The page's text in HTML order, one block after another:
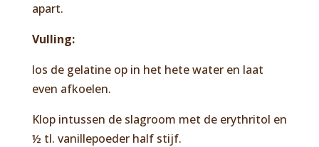
apart.
Vulling:
los de gelatine op in het hete water en laat
even afkoelen.
Klop intussen de slagroom met de erythritol en
½ tl. vanillepoeder half stijf.